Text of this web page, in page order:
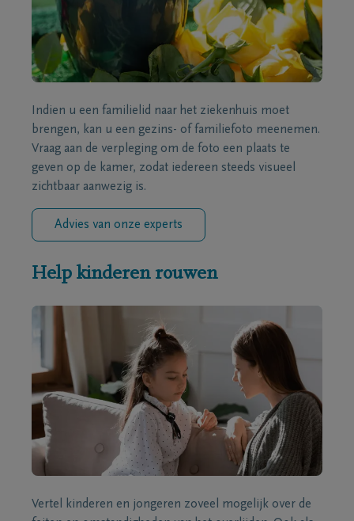
Indien u een familielid naar het ziekenhuis moet
brengen, kan u een gezins- of familiefoto meenemen.
Vraag aan de verpleging om de foto een plaats te
geven op de kamer, zodat iedereen steeds visueel
zichtbaar aanwezig is.
Advies van onze experts
Help kinderen rouwen
Vertel kinderen en jongeren zoveel mogelijk over de